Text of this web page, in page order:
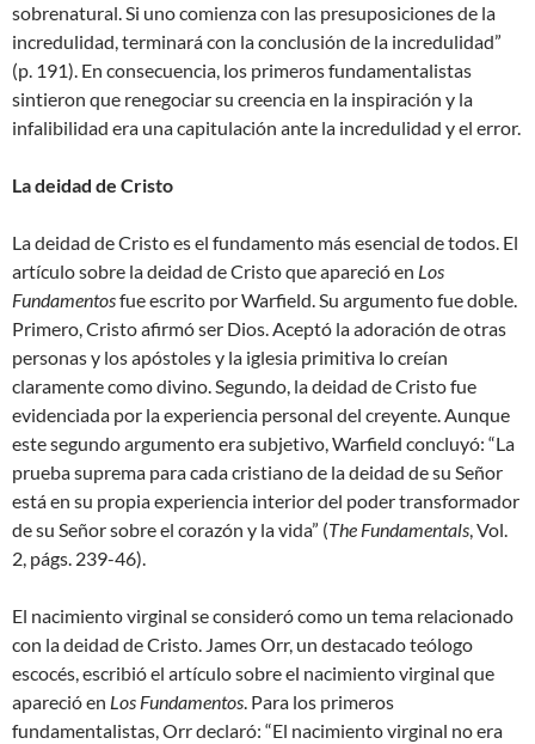
sobrenatural. Si uno comienza con las presuposiciones de la
incredulidad, terminará con la conclusión de la incredulidad”
(p. 191). En consecuencia, los primeros fundamentalistas
sintieron que renegociar su creencia en la inspiración y la
infalibilidad era una capitulación ante la incredulidad y el error.
La deidad de Cristo
La deidad de Cristo es el fundamento más esencial de todos. El
artículo sobre la deidad de Cristo que apareció en Los
Fundamentosfue escrito por Warfield. Su argumento fue doble.
Primero, Cristo afirmó ser Dios. Aceptó la adoración de otras
personas y los apóstoles y la iglesia primitiva lo creían
claramente como divino. Segundo, la deidad de Cristo fue
evidenciada por la experiencia personal del creyente. Aunque
este segundo argumento era subjetivo, Warfield concluyó: “La
prueba suprema para cada cristiano de la deidad de su Señor
está en su propia experiencia interior del poder transformador
de su Señor sobre el corazón y la vida” (The Fundamentals, Vol.
2, págs. 239-46).
El nacimiento virginal se consideró como un tema relacionado
con la deidad de Cristo. James Orr, un destacado teólogo
escocés, escribió el artículo sobre el nacimiento virginal que
apareció en Los Fundamentos. Para los primeros
fundamentalistas, Orr declaró: “El nacimiento virginal no era